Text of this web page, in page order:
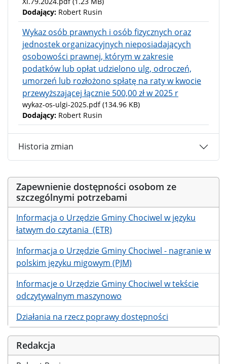
Zapewnienie dostępności osobom ze
szczególnymi potrzebami
Informacja o Urzędzie Gminy Chociwel w języku
łatwym do czytania (ETR)
Informacja o Urzędzie Gminy Chociwel - nagranie w
polskim języku migowym (PJM)
Informacje o Urzędzie Gminy Chociwel w tekście
odczytywalnym maszynowo
Działania na rzecz poprawy dostępności
Redakcja
Dodający: Robert Rusin
Wykaz osób prawnych i osób fizycznych oraz
jednostek organizacyjnych nieposiadających
osobowości prawnej, którym w zakresie
podatków lub opłat udzielono ulg, odroczeń,
umorzeń lub rozłożono spłatę na raty w kwocie
przewyższającej łącznie 500,00 zł w 2025 r
wykaz-os-ulgi-2025.pdf (134.96 KB)
Dodający: Robert Rusin
Historia zmian